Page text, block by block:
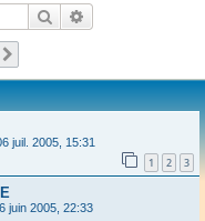
r
e
Rechercher
juil. 2005, 15:31
1 2 3
juin 2005, 22:33